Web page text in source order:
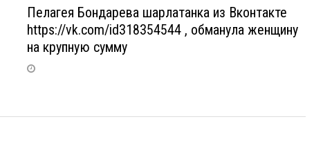
Пелагея Бондарева шарлатанка из Вконтакте
https://vk.com/id318354544 , обманула женщину
на крупную сумму